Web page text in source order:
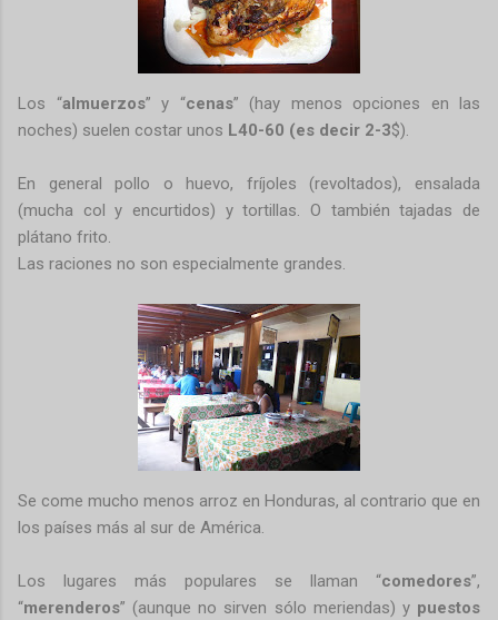
Los “almuerzos” y “cenas” (hay menos opciones en las
noches) suelen costar unos L40-60 (es decir 2-3$).
En general pollo o huevo, fríjoles (revoltados), ensalada
(mucha col y encurtidos) y tortillas. O también tajadas de
plátano frito.
Las raciones no son especialmente grandes.
Se come mucho menos arroz en Honduras, al contrario que en
los países más al sur de América.
Los lugares más populares se llaman “comedores”,
“merenderos” (aunque no sirven sólo meriendas) y puestos